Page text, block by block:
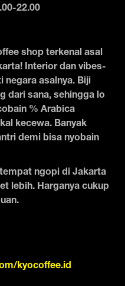
22.00
shop terkenal asal
Interior dan vibes-
negara asalnya. Biji
dari sana, sehingga lo
% Arabica
kecewa. Banyak
demi bisa nyobain
ngopi di Jakarta
lebih. Harganya cukup
kyocoffee.id